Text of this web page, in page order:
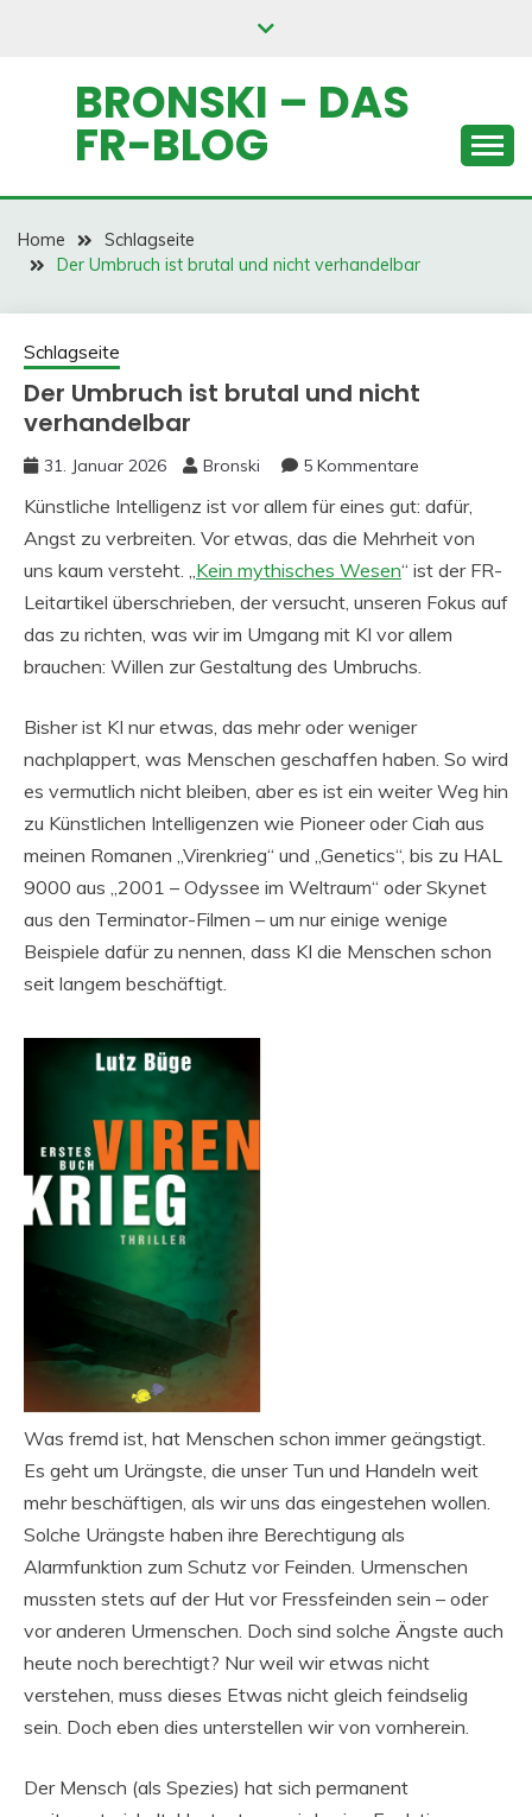
BRONSKI – DAS
FR-BLOG
Home
Schlagseite
Der Umbruch ist brutal und nicht verhandelbar
Schlagseite
Der Umbruch ist brutal und nicht
verhandelbar
31. Januar 2026 Bronski 5 Kommentare
Künstliche Intelligenz ist vor allem für eines gut: dafür,
Angst zu verbreiten. Vor etwas, das die Mehrheit von
uns kaum versteht. „Kein mythisches Wesen“ ist der FR-
Leitartikel überschrieben, der versucht, unseren Fokus auf
das zu richten, was wir im Umgang mit KI vor allem
brauchen: Willen zur Gestaltung des Umbruchs.
Bisher ist KI nur etwas, das mehr oder weniger
nachplappert, was Menschen geschaffen haben. So wird
es vermutlich nicht bleiben, aber es ist ein weiter Weg hin
zu Künstlichen Intelligenzen wie Pioneer oder Ciah aus
meinen Romanen „Virenkrieg“ und „Genetics“, bis zu HAL
9000 aus „2001 – Odyssee im Weltraum“ oder Skynet
aus den Terminator-Filmen – um nur einige wenige
Beispiele dafür zu nennen, dass KI die Menschen schon
seit langem beschäftigt.
Was fremd ist, hat Menschen schon immer geängstigt.
Es geht um Urängste, die unser Tun und Handeln weit
mehr beschäftigen, als wir uns das eingestehen wollen.
Solche Urängste haben ihre Berechtigung als
Alarmfunktion zum Schutz vor Feinden. Urmenschen
mussten stets auf der Hut vor Fressfeinden sein – oder
vor anderen Urmenschen. Doch sind solche Ängste auch
heute noch berechtigt? Nur weil wir etwas nicht
verstehen, muss dieses Etwas nicht gleich feindselig
sein. Doch eben dies unterstellen wir von vornherein.
Der Mensch (als Spezies) hat sich permanent